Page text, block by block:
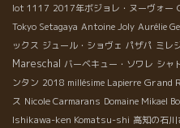
lot 1117 2017年ボジョレ・ヌーヴォー
Tokyo Setagaya Antoine Joly Aurélie
ックス ジュール・ショヴェ パザパ ミレ
Mareschal バーベキュー・ソワレ シャ
ンタン 2018 millésime Lapierre Grand
ス Nicole Carmarans Domaine Mikael
Ishikawa-ken Komatsu-shi 高知の石川